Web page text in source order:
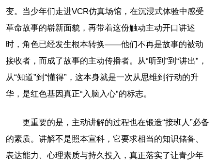
变。当少年们走进VCR仿真场馆，在沉浸式体验中感受
革命故事的崭新面貌，再带着这份触动主动开口讲述
时，角色已经发生根本转换——他们不再是故事的被动
接收者，而成了故事的主动传播者。从“听到”到“讲出”，
从“知道”到“懂得”，这本身就是一次从思维到行动的升
华，是红色基因真正“入脑入心”的标志。
更重要的是，主动讲解的过程也在锻造“接班人”必备
的素质。讲解不是照本宣科，它要求相当的知识储备、
表达能力、心理素质与持久投入，真正落实了让青少年